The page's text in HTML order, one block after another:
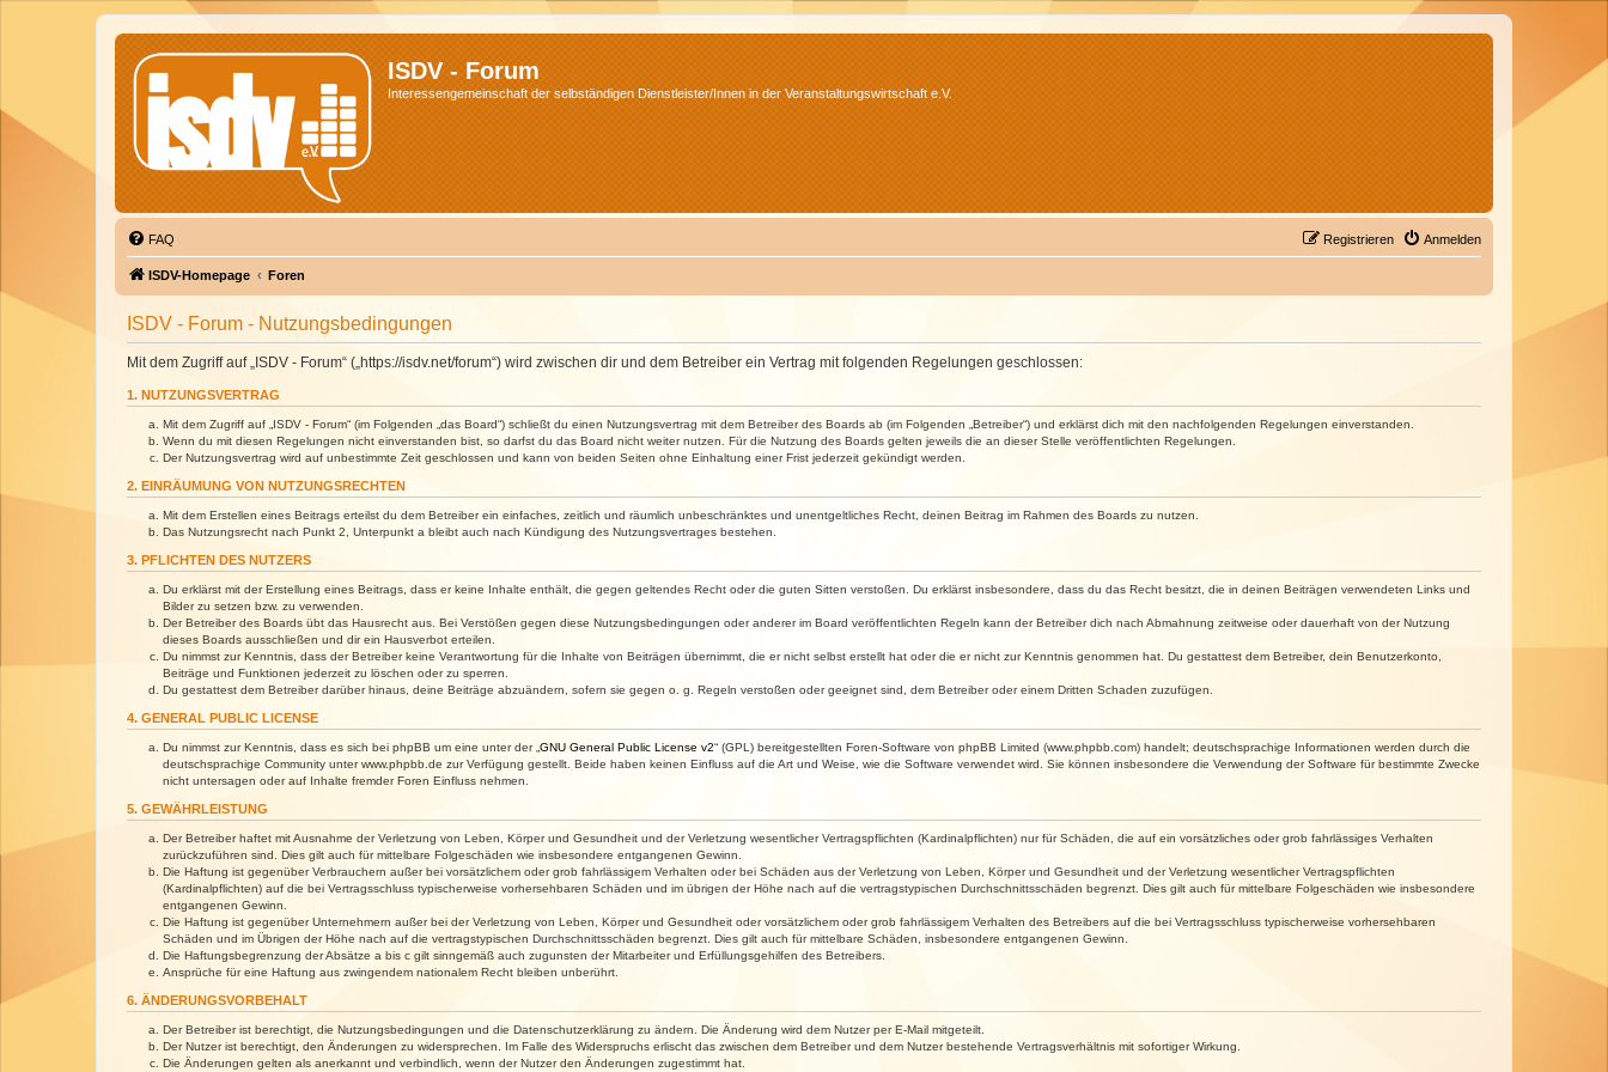
ISDV - Forum
Interessengemeinschaft der selbständigen Dienstleister/Innen in der Veranstaltungswirtschaft e.V.
FAQ Anmelden
Registrieren
ISDV-Homepage Foren
ISDV - Forum - Nutzungsbedingungen
Mit dem Zugriff auf „ISDV - Forum“ („https://isdv.net/forum“) wird zwischen dir und dem Betreiber ein Vertrag mit folgenden Regelungen geschlossen:
1. NUTZUNGSVERTRAG
Mit dem Zugriff auf „ISDV - Forum“ (im Folgenden „das Board“) schließt du einen Nutzungsvertrag mit dem Betreiber des Boards ab (im Folgenden „Betreiber“) und erklärst dich mit den nachfolgenden Regelungen einverstanden.
Wenn du mit diesen Regelungen nicht einverstanden bist, so darfst du das Board nicht weiter nutzen. Für die Nutzung des Boards gelten jeweils die an dieser Stelle veröffentlichten Regelungen.
Der Nutzungsvertrag wird auf unbestimmte Zeit geschlossen und kann von beiden Seiten ohne Einhaltung einer Frist jederzeit gekündigt werden.
2. EINRÄUMUNG VON NUTZUNGSRECHTEN
Mit dem Erstellen eines Beitrags erteilst du dem Betreiber ein einfaches, zeitlich und räumlich unbeschränktes und unentgeltliches Recht, deinen Beitrag im Rahmen des Boards zu nutzen.
Das Nutzungsrecht nach Punkt 2, Unterpunkt a bleibt auch nach Kündigung des Nutzungsvertrages bestehen.
3. PFLICHTEN DES NUTZERS
Du erklärst mit der Erstellung eines Beitrags, dass er keine Inhalte enthält, die gegen geltendes Recht oder die guten Sitten verstoßen. Du erklärst insbesondere, dass du das Recht besitzt, die in deinen Beiträgen verwendeten Links und
Bilder zu setzen bzw. zu verwenden.
Der Betreiber des Boards übt das Hausrecht aus. Bei Verstößen gegen diese Nutzungsbedingungen oder anderer im Board veröffentlichten Regeln kann der Betreiber dich nach Abmahnung zeitweise oder dauerhaft von der Nutzung
dieses Boards ausschließen und dir ein Hausverbot erteilen.
Du nimmst zur Kenntnis, dass der Betreiber keine Verantwortung für die Inhalte von Beiträgen übernimmt, die er nicht selbst erstellt hat oder die er nicht zur Kenntnis genommen hat. Du gestattest dem Betreiber, dein Benutzerkonto,
Beiträge und Funktionen jederzeit zu löschen oder zu sperren.
Du gestattest dem Betreiber darüber hinaus, deine Beiträge abzuändern, sofern sie gegen o. g. Regeln verstoßen oder geeignet sind, dem Betreiber oder einem Dritten Schaden zuzufügen.
4. GENERAL PUBLIC LICENSE
Du nimmst zur Kenntnis, dass es sich bei phpBB um eine unter der „ GNU General Public License v2“ (GPL) bereitgestellten Foren-Software von phpBB Limited (www.phpbb.com) handelt; deutschsprachige Informationen werden durch die
deutschsprachige Community unter www.phpbb.de zur Verfügung gestellt. Beide haben keinen Einfluss auf die Art und Weise, wie die Software verwendet wird. Sie können insbesondere die Verwendung der Software für bestimmte Zwecke
nicht untersagen oder auf Inhalte fremder Foren Einfluss nehmen.
5. GEWÄHRLEISTUNG
Der Betreiber haftet mit Ausnahme der Verletzung von Leben, Körper und Gesundheit und der Verletzung wesentlicher Vertragspflichten (Kardinalpflichten) nur für Schäden, die auf ein vorsätzliches oder grob fahrlässiges Verhalten
zurückzuführen sind. Dies gilt auch für mittelbare Folgeschäden wie insbesondere entgangenen Gewinn.
Die Haftung ist gegenüber Verbrauchern außer bei vorsätzlichem oder grob fahrlässigem Verhalten oder bei Schäden aus der Verletzung von Leben, Körper und Gesundheit und der Verletzung wesentlicher Vertragspflichten
(Kardinalpflichten) auf die bei Vertragsschluss typischerweise vorhersehbaren Schäden und im übrigen der Höhe nach auf die vertragstypischen Durchschnittsschäden begrenzt. Dies gilt auch für mittelbare Folgeschäden wie insbesondere
entgangenen Gewinn.
Die Haftung ist gegenüber Unternehmern außer bei der Verletzung von Leben, Körper und Gesundheit oder vorsätzlichem oder grob fahrlässigem Verhalten des Betreibers auf die bei Vertragsschluss typischerweise vorhersehbaren
Schäden und im Übrigen der Höhe nach auf die vertragstypischen Durchschnittsschäden begrenzt. Dies gilt auch für mittelbare Schäden, insbesondere entgangenen Gewinn.
Die Haftungsbegrenzung der Absätze a bis c gilt sinngemäß auch zugunsten der Mitarbeiter und Erfüllungsgehilfen des Betreibers.
Ansprüche für eine Haftung aus zwingendem nationalem Recht bleiben unberührt.
6. ÄNDERUNGSVORBEHALT
Der Betreiber ist berechtigt, die Nutzungsbedingungen und die Datenschutzerklärung zu ändern. Die Änderung wird dem Nutzer per E-Mail mitgeteilt.
Der Nutzer ist berechtigt, den Änderungen zu widersprechen. Im Falle des Widerspruchs erlischt das zwischen dem Betreiber und dem Nutzer bestehende Vertragsverhältnis mit sofortiger Wirkung.
Die Änderungen gelten als anerkannt und verbindlich, wenn der Nutzer den Änderungen zugestimmt hat.